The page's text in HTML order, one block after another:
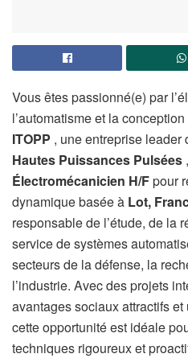
Vous êtes passionné(e) par
l’automatisme et la
ITOPP , une entreprise
Hautes Puissances Pulsées
Électromécanicien H/Fpour
dynamique basée à Lot,
responsable de l’étude, de la
service de systèmes
secteurs de la défense, la
l’industrie. Avec des projets
avantages sociaux attractifs
cette opportunité est idéale
techniques rigoureux et